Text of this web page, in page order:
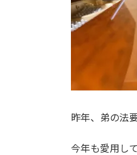
昨年、弟の法
今年も愛用して